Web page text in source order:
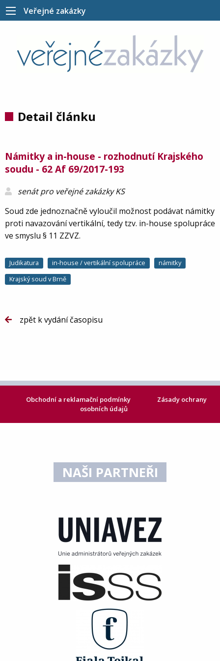
Veřejné zakázky
Detail článku
Námitky a in-house - rozhodnutí Krajského
soudu - 62 Af 69/2017-193
senát pro veřejné zakázky KS
Soud zde jednoznačně vyloučil možnost podávat námitky
proti navazování vertikální, tedy tzv. in-house spolupráce
ve smyslu § 11 ZZVZ.
Judikatura in-house / vertikální spolupráce
námitky
Krajský soud v Brně
zpět k vydání časopisu
Obchodní a reklamační podmínky
Zásady ochrany
osobních údajů
NAŠI PARTNEŘI